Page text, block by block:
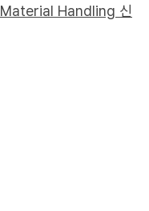
_Material Handling 신